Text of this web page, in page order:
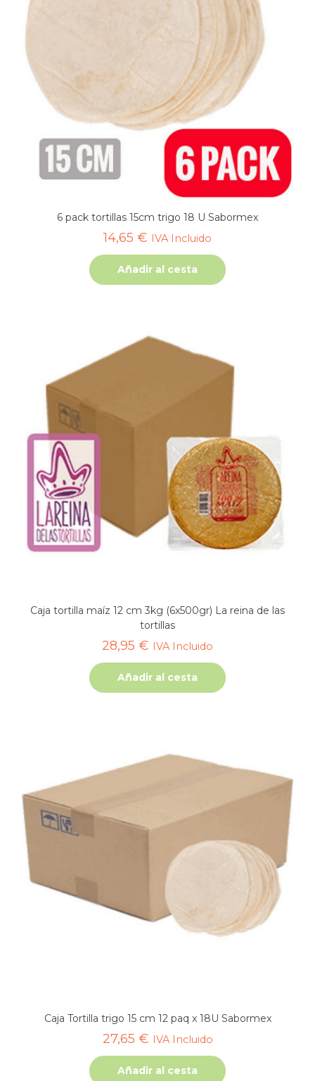
6 pack tortillas 15cm trigo 18 U Sabormex
14,65 € IVA Incluido
Añadir al cesta
Caja tortilla maíz 12 cm 3kg (6x500gr) La reina de las
tortillas
28,95 € IVA Incluido
Añadir al cesta
Caja Tortilla trigo 15 cm 12 paq x 18U Sabormex
27,65 € IVA Incluido
Añadir al cesta